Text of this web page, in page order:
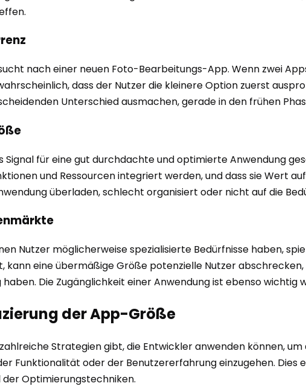
nach einer neuen Foto-Bearbeitungs-App. Wenn zwei
dass der Nutzer die kleinere Option zuerst
Unterschied ausmachen, gerade in den frühen
Signal für eine gut durchdachte und optimierte Anwendung
und Ressourcen integriert werden, und dass sie Wert
überladen, schlecht organisiert oder nicht auf die
Nutzer möglicherweise spezialisierte Bedürfnisse haben,
kann eine übermäßige Größe potenzielle Nutzer
Die Zugänglichkeit einer Anwendung ist ebenso wichtig
der App-Größe
Strategien gibt, die Entwickler anwenden können,
Funktionalität oder der Benutzererfahrung einzugehen.
Optimierungstechniken.